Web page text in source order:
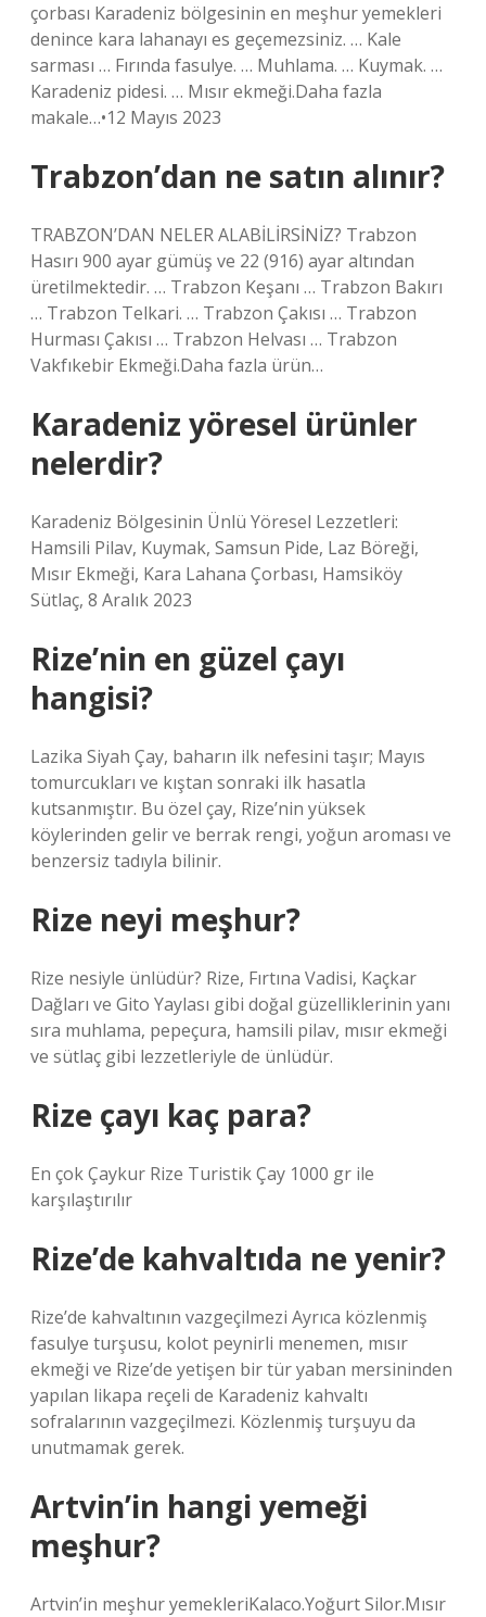
çorbası Karadeniz bölgesinin en meşhur yemekleri
denince kara lahanayı es geçemezsiniz. … Kale
sarması … Fırında fasulye. … Muhlama. … Kuymak. …
Karadeniz pidesi. … Mısır ekmeği.Daha fazla
makale…•12 Mayıs 2023
Trabzon’dan ne satın alınır?
TRABZON’DAN NELER ALABİLİRSİNİZ? Trabzon
Hasırı 900 ayar gümüş ve 22 (916) ayar altından
üretilmektedir. … Trabzon Keşanı … Trabzon Bakırı
… Trabzon Telkari. … Trabzon Çakısı … Trabzon
Hurması Çakısı … Trabzon Helvası … Trabzon
Vakfıkebir Ekmeği.Daha fazla ürün…
Karadeniz yöresel ürünler
nelerdir?
Karadeniz Bölgesinin Ünlü Yöresel Lezzetleri:
Hamsili Pilav, Kuymak, Samsun Pide, Laz Böreği,
Mısır Ekmeği, Kara Lahana Çorbası, Hamsiköy
Sütlaç, 8 Aralık 2023
Rize’nin en güzel çayı
hangisi?
Lazika Siyah Çay, baharın ilk nefesini taşır; Mayıs
tomurcukları ve kıştan sonraki ilk hasatla
kutsanmıştır. Bu özel çay, Rize’nin yüksek
köylerinden gelir ve berrak rengi, yoğun aroması ve
benzersiz tadıyla bilinir.
Rize neyi meşhur?
Rize nesiyle ünlüdür? Rize, Fırtına Vadisi, Kaçkar
Dağları ve Gito Yaylası gibi doğal güzelliklerinin yanı
sıra muhlama, pepeçura, hamsili pilav, mısır ekmeği
ve sütlaç gibi lezzetleriyle de ünlüdür.
Rize çayı kaç para?
En çok Çaykur Rize Turistik Çay 1000 gr ile
karşılaştırılır
Rize’de kahvaltıda ne yenir?
Rize’de kahvaltının vazgeçilmezi Ayrıca közlenmiş
fasulye turşusu, kolot peynirli menemen, mısır
ekmeği ve Rize’de yetişen bir tür yaban mersininden
yapılan likapa reçeli de Karadeniz kahvaltı
sofralarının vazgeçilmezi. Közlenmiş turşuyu da
unutmamak gerek.
Artvin’in hangi yemeği
meşhur?
Artvin’in meşhur yemekleriKalaco.Yoğurt Silor.Mısır